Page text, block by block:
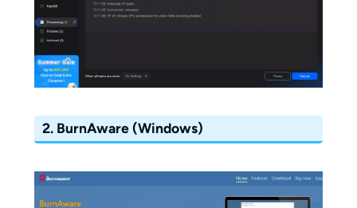
2. BurnAware (Windows)